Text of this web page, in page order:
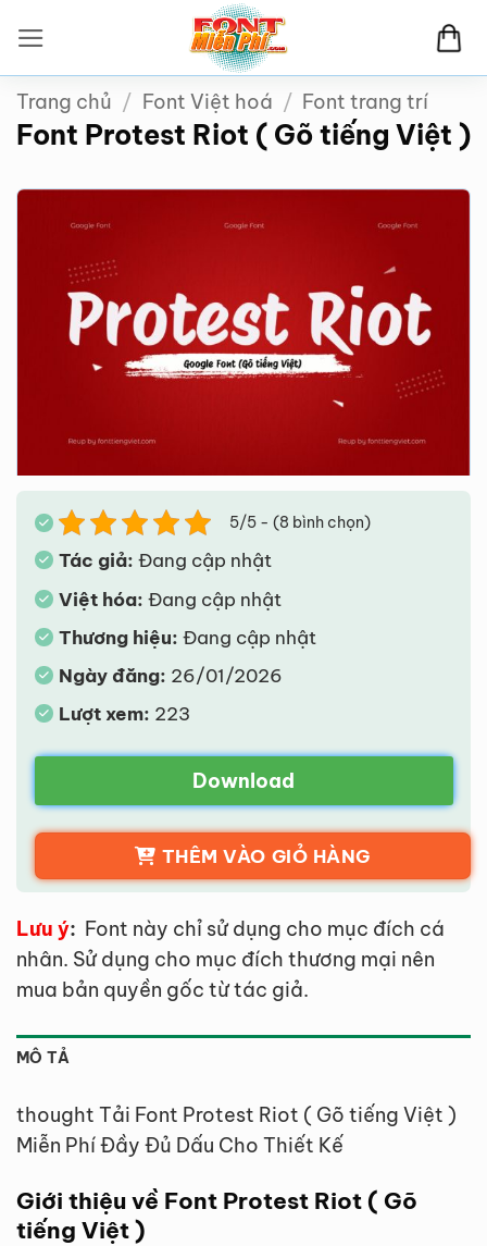
qua
nội
dung
Trang chủ / Font Việt hoá / Font trang trí
Font Protest Riot ( Gõ tiếng Việt )
5/5 - (8 bình chọn)
Tác giả: Đang cập nhật
Việt hóa: Đang cập nhật
Thương hiệu: Đang cập nhật
Ngày đăng: 26/01/2026
Lượt xem: 223
Download
THÊM VÀO GIỎ HÀNG
Lưu ý: Font này chỉ sử dụng cho mục đích cá
nhân. Sử dụng cho mục đích thương mại nên
mua bản quyền gốc từ tác giả.
MÔ TẢ
thought Tải Font Protest Riot ( Gõ tiếng Việt )
Miễn Phí Đầy Đủ Dấu Cho Thiết Kế
Giới thiệu về Font Protest Riot ( Gõ
tiếng Việt )